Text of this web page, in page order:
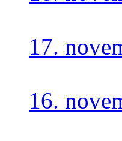
17.
16.